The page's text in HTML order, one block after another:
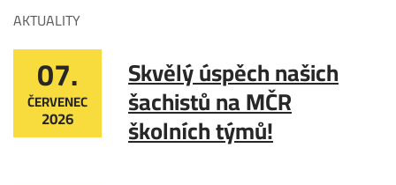
AKTUALITY
07.
ČERVENEC
2026
Skvělý úspěch našich
šachistů na MČR
školních týmů!